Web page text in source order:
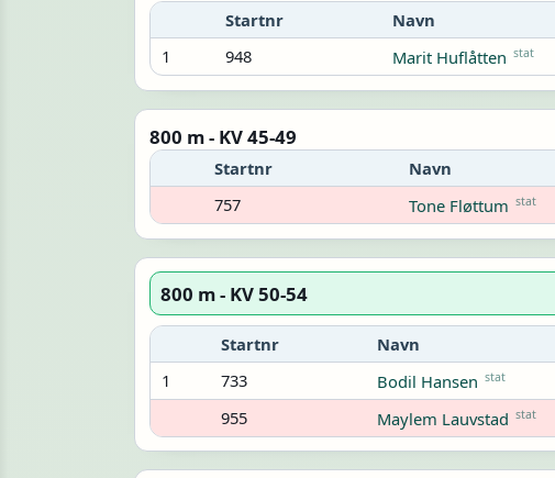
Startnr Navn
1
948 Marit Huflåtten stat
800 m - KV 45-49
Startnr Navn
757
Tone Fløttum stat
800 m - KV 50-54
Startnr Navn
1
733 Bodil Hansen stat
955
Maylem Lauvstad stat